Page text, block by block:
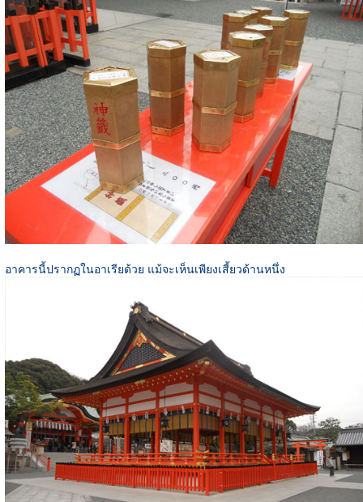
อาคารนี้ปรากฏในอาเรียด้วย แม้จะเห็นเพียงเสี้ยวด้านหนึ่ง